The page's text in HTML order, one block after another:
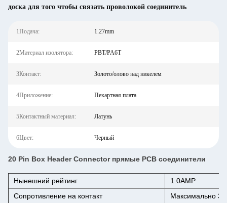
доска для того чтобы связать проволокой соединитель
1Подача: 1.27mm
2Материал изолятора: PBT/PA6T
3Контакт: Золото/олово над никелем
4Приложение: Пекартная плата
5Контактный материал: Латунь
6Цвет: Черный
20 Pin Box Header Connector прямые PCB соединители
Нынешний рейтинг
1.0AMP
Сопротивление на контакт
Максимально